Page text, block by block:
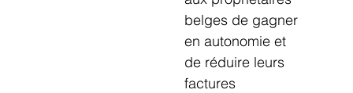
belges de gagner
en autonomie et
de réduire leurs
factures